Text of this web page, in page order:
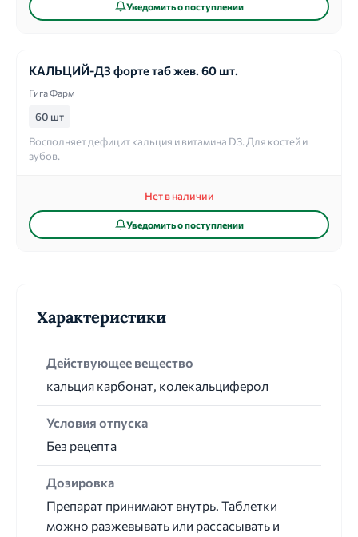
Уведомить о поступлении
КАЛЬЦИЙ-Д3 форте таб жев. 60 шт.
Гига Фарм
60 шт
Восполняет дефицит кальция и витамина D3. Для костей и
зубов.
Нет в наличии
Уведомить о поступлении
Характеристики
Действующее вещество
кальция карбонат, колекальциферол
Условия отпуска
Без рецепта
Дозировка
Препарат принимают внутрь. Таблетки
можно разжевывать или рассасывать и